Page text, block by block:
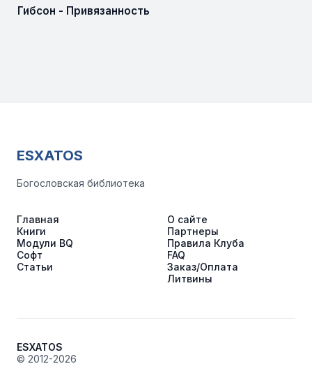
Гибсон - Привязанность
ESXATOS
Богословская библиотека
Главная
Книги
Модули BQ
Софт
Статьи
О сайте
Партнеры
Правила Клуба
FAQ
Заказ/Оплата
Литвины
ESXATOS
© 2012-2026